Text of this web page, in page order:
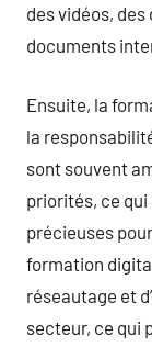
des vidéos,
documents
Ensuite, la
la
sont souvent
priorités, ce
précieuses
formation
réseautage et
secteur, ce qui